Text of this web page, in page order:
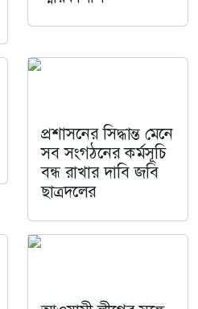
প্রশাসনের সিদ্ধান্ত মেনে
সব সংগঠনের কর্মসূচি
বন্ধ রাখার দাবি জবি
ছাত্রদলের